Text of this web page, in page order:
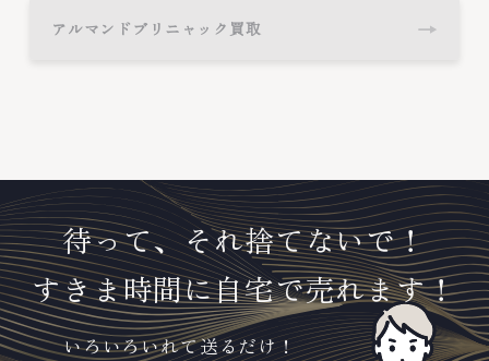
アルマンドブリニャック買取 →
待って、それ捨てないで！
すきま時間に自宅で売れます！
いろいろいれて送るだけ！